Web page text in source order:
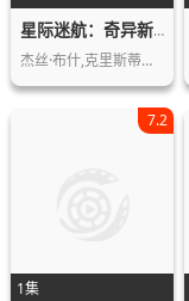
星际迷航：奇异新世界第四季
杰丝·布什,克里斯蒂娜·钟,西莉亚·罗…
1集
7.2